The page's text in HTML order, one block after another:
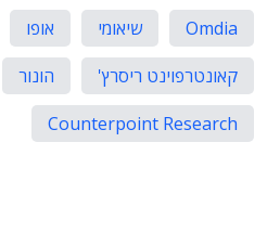
Omdia
שיאומי
אופו
קאונטרפוינט ריסרץ'
הונור
Counterpoint Research